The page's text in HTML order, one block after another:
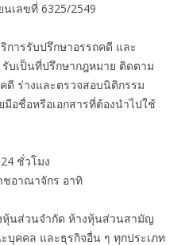
เลขที่ 6325/2549
ารรับปรึกษาอรรถคดี และ
บเป็นที่ปรึกษากฎหมาย ติดตาม
ดี ร่างและตรวจสอบนิติกรรม
อชื่อหรือเอกสารที่ต้องนำไปใช้
ชั่วโมง
ชอาณาจักร อาทิ
หุ้นส่วนจำกัด ห้างหุ้นส่วนสามัญ
คคล และธุรกิจอื่น ๆ ทุกประเภท